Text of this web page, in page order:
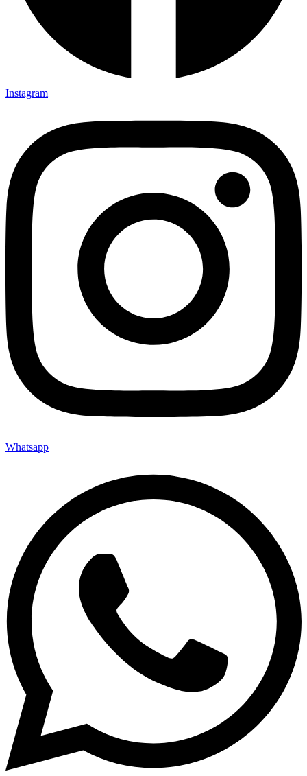
Instagram
Whatsapp